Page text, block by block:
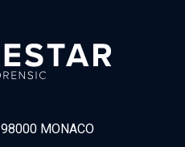
98000 MONACO